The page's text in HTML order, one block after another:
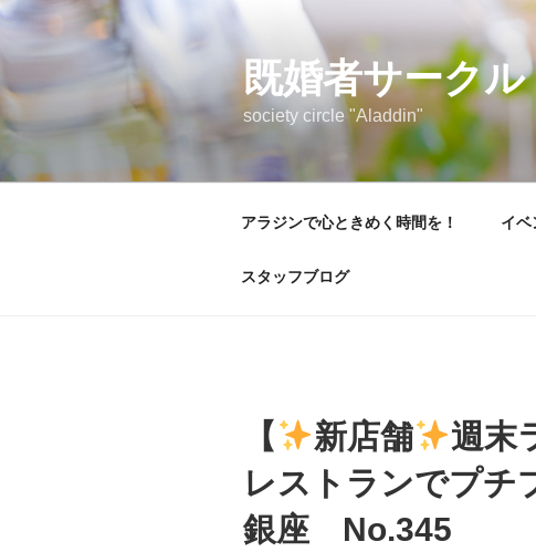
コ
テ
ン
ツ
ス
既婚者サーク
society circle "Aladdin"
アラジンで心ときめく時間を！ イベ
スタッフブログ
【 新店舗
週末
レストランでプチ
銀座 No.345